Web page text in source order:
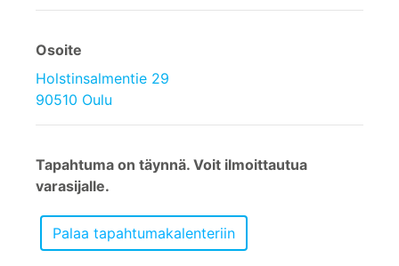
Osoite
Holstinsalmentie 29
90510 Oulu
Tapahtuma on täynnä. Voit ilmoittautua
varasijalle.